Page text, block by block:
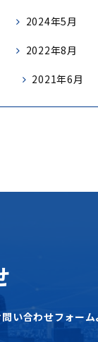
2024年5月
2022年8月
2021年6月
い合わせフォー